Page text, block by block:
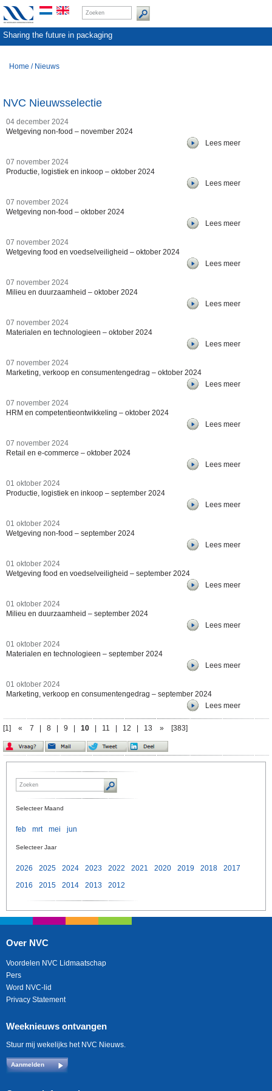
Sharing the future in packaging
Home / Nieuws
NVC Nieuwsselectie
04 december 2024
Wetgeving non-food – november 2024
Lees meer
07 november 2024
Productie, logistiek en inkoop – oktober 2024
Lees meer
07 november 2024
Wetgeving non-food – oktober 2024
Lees meer
07 november 2024
Wetgeving food en voedselveiligheid – oktober 2024
Lees meer
07 november 2024
Milieu en duurzaamheid – oktober 2024
Lees meer
07 november 2024
Materialen en technologieen – oktober 2024
Lees meer
07 november 2024
Marketing, verkoop en consumentengedrag – oktober 2024
Lees meer
07 november 2024
HRM en competentieontwikkeling – oktober 2024
Lees meer
07 november 2024
Retail en e-commerce – oktober 2024
Lees meer
01 oktober 2024
Productie, logistiek en inkoop – september 2024
Lees meer
01 oktober 2024
Wetgeving non-food – september 2024
Lees meer
01 oktober 2024
Wetgeving food en voedselveiligheid – september 2024
Lees meer
01 oktober 2024
Milieu en duurzaamheid – september 2024
Lees meer
01 oktober 2024
Materialen en technologieen – september 2024
Lees meer
01 oktober 2024
Marketing, verkoop en consumentengedrag – september 2024
Lees meer
[1] « 7 8 9 10 11 12 13 » [383]
Selecteer Maand
feb mrt mei jun
Selecteer Jaar
2026 2025 2024 2023 2022 2021 2020 2019 2018
2017
2016
2015 2014 2013 2012
Over NVC
Voordelen NVC Lidmaatschap
Pers
Word NVC-lid
Privacy Statement
Weeknieuws ontvangen
Stuur mij wekelijks het NVC Nieuws.
Aanmelden